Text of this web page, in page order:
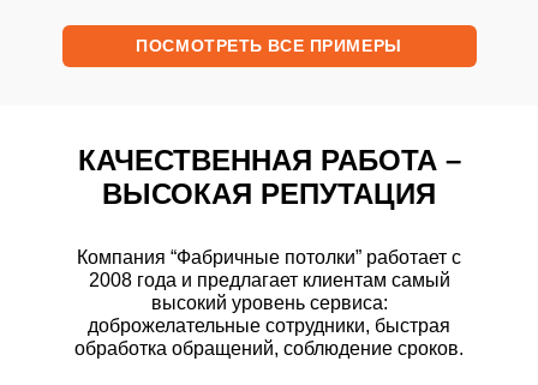
ПОСМОТРЕТЬ ВСЕ ПРИМЕРЫ
КАЧЕСТВЕННАЯ РАБОТА –
ВЫСОКАЯ РЕПУТАЦИЯ
Компания “Фабричные потолки” работает с
2008 года и предлагает клиентам самый
высокий уровень сервиса:
доброжелательные сотрудники, быстрая
обработка обращений, соблюдение сроков.